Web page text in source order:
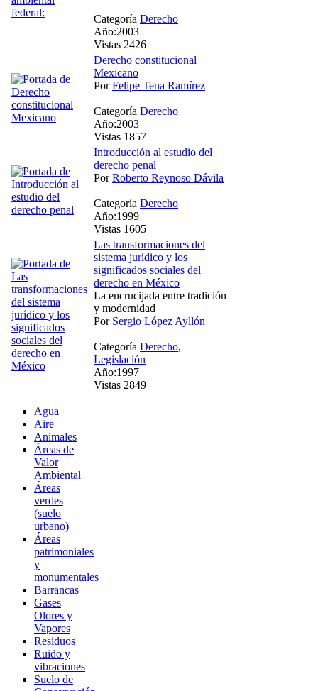
Categoría Derecho
Año:2003
Vistas 2426
Derecho constitucional
Mexicano
PorFelipe Tena Ramírez
Categoría Derecho
Año:2003
Vistas 1857
Introducción al estudio del
derecho penal
PorRoberto Reynoso Dávila
Categoría Derecho
Año:1999
Vistas 1605
Las transformaciones del
sistema jurídico y los
significados sociales del
derecho en México
La encrucijada entre tradición
y modernidad
Por Sergio López Ayllón
Categoría Derecho,
Legislación
Año:1997
Vistas 2849
Agua
Aire
Animales
Áreas de
Valor
Ambiental
Áreas
verdes
(suelo
urbano)
Áreas
patrimoniales
y
monumentales
Barrancas
Gases
Olores y
Vapores
Residuos
Ruido y
vibraciones
Suelo de